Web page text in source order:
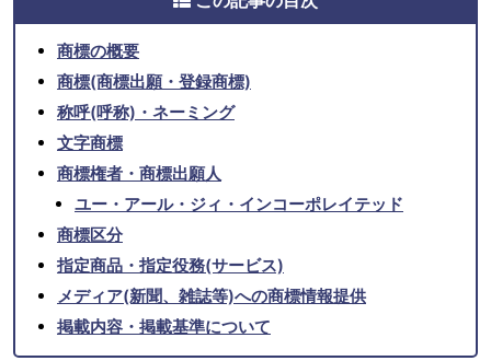
商標の概要
商標(商標出願・登録商標)
称呼(呼称)・ネーミング
文字商標
商標権者・商標出願人
ユー・アール・ジィ・インコーポレイテッド
商標区分
指定商品・指定役務(サービス)
メディア(新聞、雑誌等)への商標情報提供
掲載内容・掲載基準について